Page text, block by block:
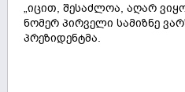
„იცით, შესაძლოა, აღარ
ნომერ პირველი სამიზნე
პრეზიდენტმა.